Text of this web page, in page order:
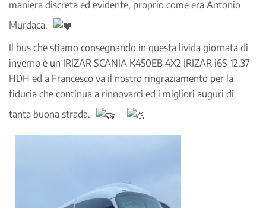
maniera discreta ed evidente, proprio come era Antonio
Murdaca.
Il bus che stiamo consegnando in questa livida giornata di
inverno è un IRIZAR SCANIA K450EB 4X2 IRIZAR i6S 12.37
HDH ed a Francesco va il nostro ringraziamento per la
fiducia che continua a rinnovarci ed i migliori auguri di
tanta buona strada.